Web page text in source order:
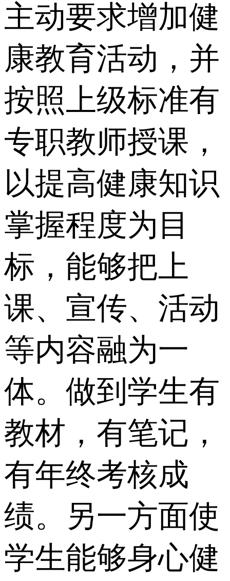
主动要求增加健
康教育活动，并
按照上级标准有
专职教师授课，
以提高健康知识
掌握程度为目
标，能够把上
课、宣传、活动
等内容融为一
体。做到学生有
教材，有笔记，
有年终考核成
绩。另一方面使
学生能够身心健